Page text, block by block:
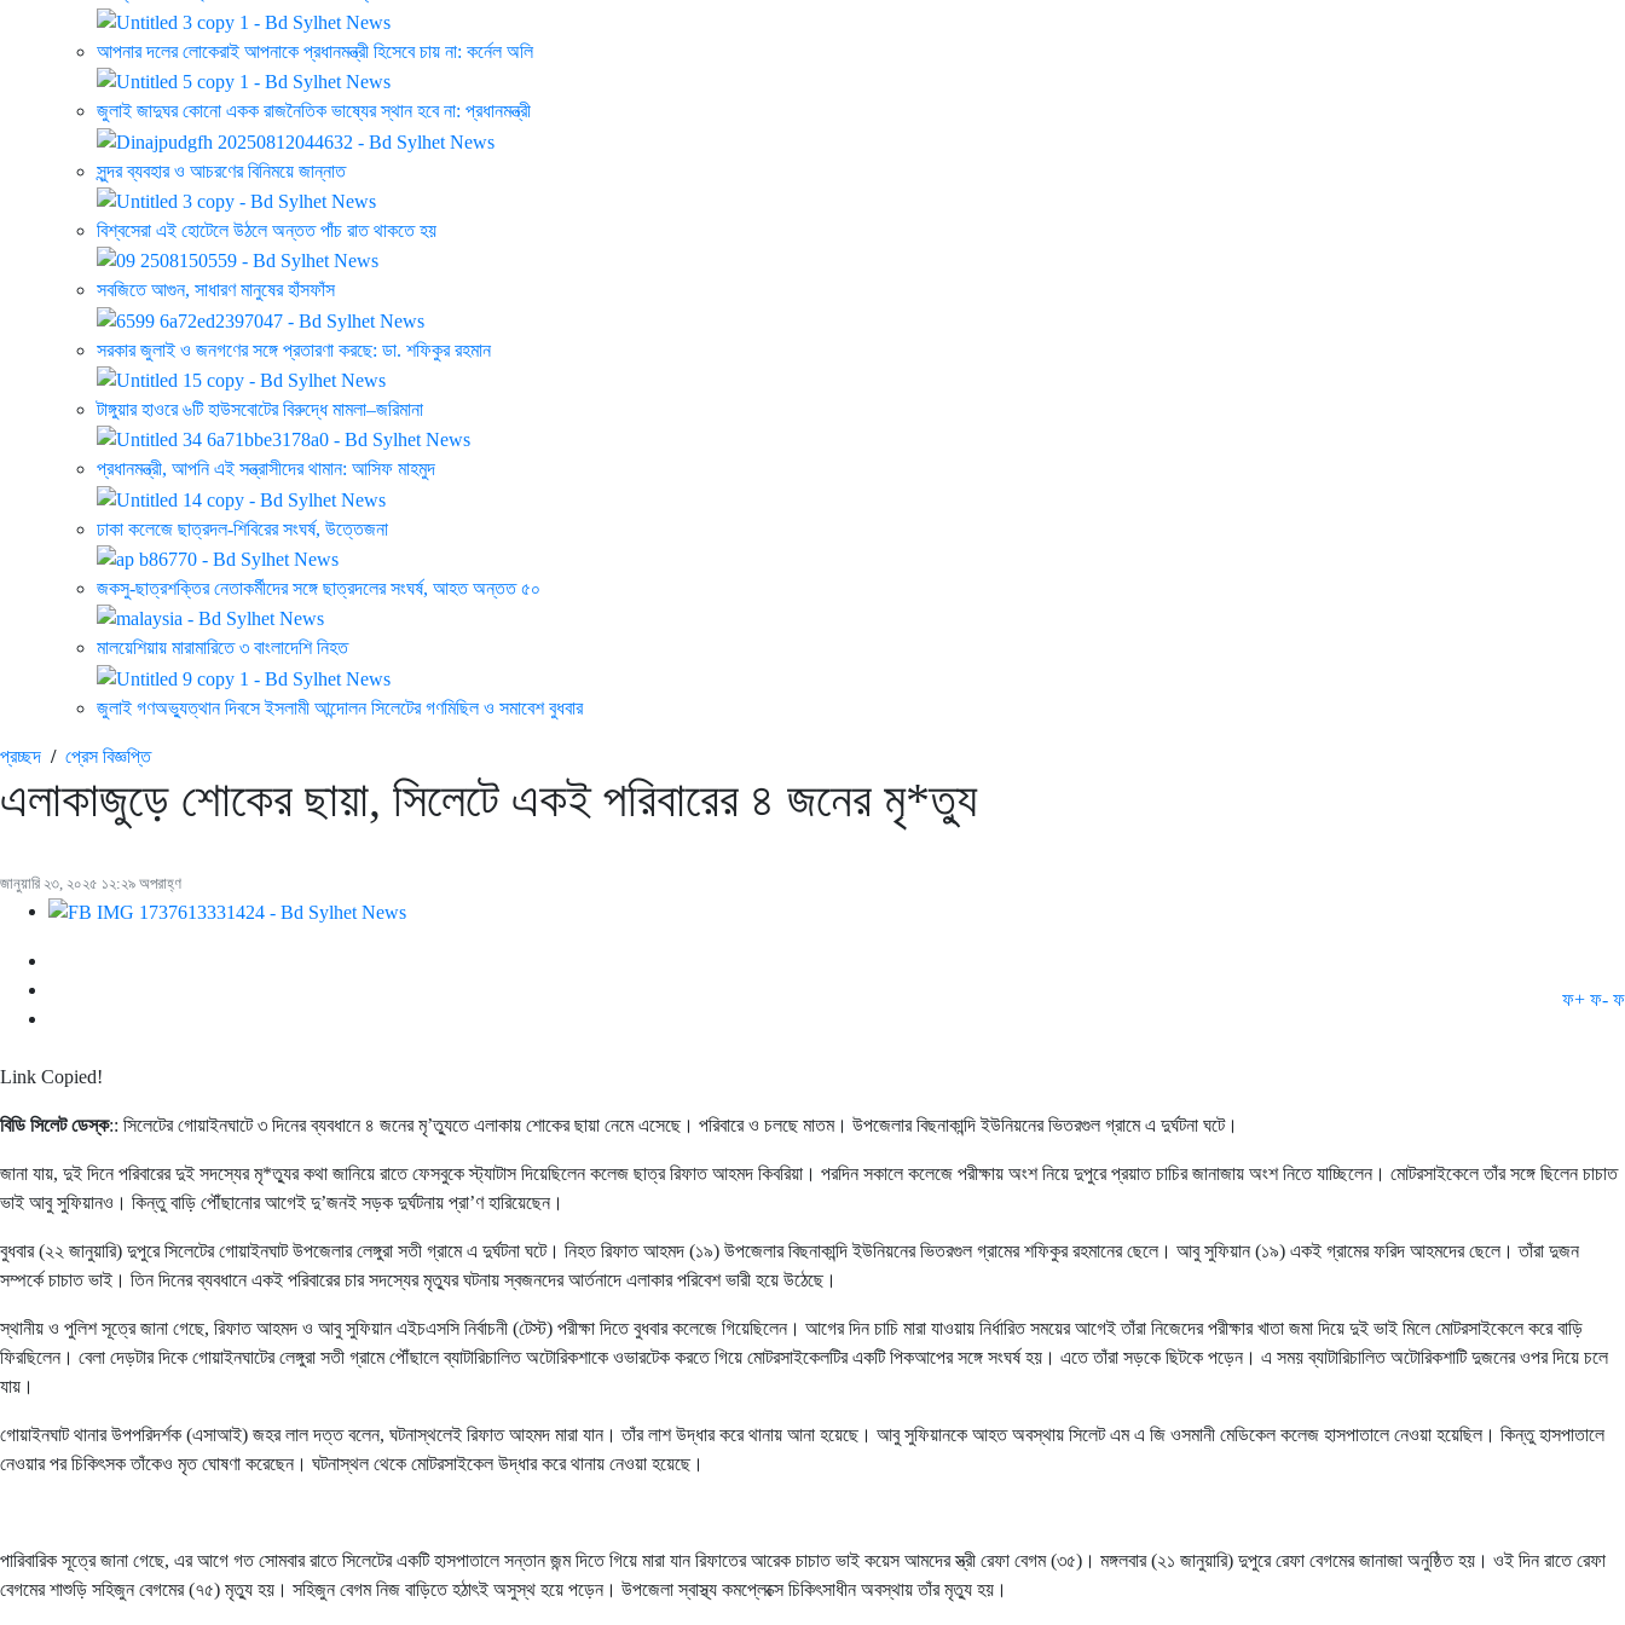
আপনার দলের লোকেরাই আপনাকে প্রধানমন্ত্রী হিসেবে চায় না: কর্নেল অলি
জুলাই জাদুঘর কোনো একক রাজনৈতিক ভাষ্যের স্থান হবে না: প্রধানমন্ত্রী
সুন্দর ব্যবহার ও আচরণের বিনিময়ে জান্নাত
বিশ্বসেরা এই হোটেলে উঠলে অন্তত পাঁচ রাত থাকতে হয়
সবজিতে আগুন, সাধারণ মানুষের হাঁসফাঁস
সরকার জুলাই ও জনগণের সঙ্গে প্রতারণা করছে: ডা. শফিকুর রহমান
টাঙ্গুয়ার হাওরে ৬টি হাউসবোটের বিরুদ্ধে মামলা–জরিমানা
প্রধানমন্ত্রী, আপনি এই সন্ত্রাসীদের থামান: আসিফ মাহমুদ
ঢাকা কলেজে ছাত্রদল-শিবিরের সংঘর্ষ, উত্তেজনা
জকসু-ছাত্রশক্তির নেতাকর্মীদের সঙ্গে ছাত্রদলের সংঘর্ষ, আহত অন্তত ৫০
মালয়েশিয়ায় মারামারিতে ৩ বাংলাদেশি নিহত
জুলাই গণঅভ্যুত্থান দিবসে ইসলামী আন্দোলন সিলেটের গণমিছিল ও সমাবেশ বুধবার
প্রচ্ছদ / প্রেস বিজ্ঞপ্তি
এলাকাজুড়ে শোকের ছায়া, সিলেটে একই পরিবারের ৪ জনের মৃ*ত্যু
জানুয়ারি ২৩, ২০২৫ ১২:২৯ অপরাহ্ণ
ফ+ ফ- ফ
Link Copied!
বিডি সিলেট ডেস্ক:: সিলেটের গোয়াইনঘাটে ৩ দিনের ব্যবধানে ৪ জনের মৃ’ত্যুতে এলাকায় শোকের ছায়া নেমে এসেছে। পরিবারে ও চলছে মাতম। উপজেলার বিছনাকান্দি ইউনিয়নের ভিতরগুল গ্রামে এ দুর্ঘটনা ঘটে।
জানা যায়, দুই দিনে পরিবারের দুই সদস্যের মৃ*ত্যুর কথা জানিয়ে রাতে ফেসবুকে স্ট্যাটাস দিয়েছিলেন কলেজ ছাত্র রিফাত আহমদ কিবরিয়া। পরদিন সকালে কলেজে পরীক্ষায় অংশ নিয়ে দুপুরে প্রয়াত চাচির জানাজায় অংশ নিতে যাচ্ছিলেন। মোটরসাইকেলে তাঁর সঙ্গে ছিলেন চাচাত
ভাই আবু সুফিয়ানও। কিন্তু বাড়ি পৌঁছানোর আগেই দু’জনই সড়ক দুর্ঘটনায় প্রা’ণ হারিয়েছেন।
বুধবার (২২ জানুয়ারি) দুপুরে সিলেটের গোয়াইনঘাট উপজেলার লেঙ্গুরা সতী গ্রামে এ দুর্ঘটনা ঘটে। নিহত রিফাত আহমদ (১৯) উপজেলার বিছনাকান্দি ইউনিয়নের ভিতরগুল গ্রামের শফিকুর রহমানের ছেলে। আবু সুফিয়ান (১৯) একই গ্রামের ফরিদ আহমদের ছেলে। তাঁরা দুজন
সম্পর্কে চাচাত ভাই। তিন দিনের ব্যবধানে একই পরিবারের চার সদস্যের মৃত্যুর ঘটনায় স্বজনদের আর্তনাদে এলাকার পরিবেশ ভারী হয়ে উঠেছে।
স্থানীয় ও পুলিশ সূত্রে জানা গেছে, রিফাত আহমদ ও আবু সুফিয়ান এইচএসসি নির্বাচনী (টেস্ট) পরীক্ষা দিতে বুধবার কলেজে গিয়েছিলেন। আগের দিন চাচি মারা যাওয়ায় নির্ধারিত সময়ের আগেই তাঁরা নিজেদের পরীক্ষার খাতা জমা দিয়ে দুই ভাই মিলে মোটরসাইকেলে করে বাড়ি
ফিরছিলেন। বেলা দেড়টার দিকে গোয়াইনঘাটের লেঙ্গুরা সতী গ্রামে পৌঁছালে ব্যাটারিচালিত অটোরিকশাকে ওভারটেক করতে গিয়ে মোটরসাইকেলটির একটি পিকআপের সঙ্গে সংঘর্ষ হয়। এতে তাঁরা সড়কে ছিটকে পড়েন। এ সময় ব্যাটারিচালিত অটোরিকশাটি দুজনের ওপর দিয়ে চলে
যায়।
গোয়াইনঘাট থানার উপপরিদর্শক (এসাআই) জহর লাল দত্ত বলেন, ঘটনাস্থলেই রিফাত আহমদ মারা যান। তাঁর লাশ উদ্ধার করে থানায় আনা হয়েছে। আবু সুফিয়ানকে আহত অবস্থায় সিলেট এম এ জি ওসমানী মেডিকেল কলেজ হাসপাতালে নেওয়া হয়েছিল। কিন্তু হাসপাতালে
নেওয়ার পর চিকিৎসক তাঁকেও মৃত ঘোষণা করেছেন। ঘটনাস্থল থেকে মোটরসাইকেল উদ্ধার করে থানায় নেওয়া হয়েছে।
পারিবারিক সূত্রে জানা গেছে, এর আগে গত সোমবার রাতে সিলেটের একটি হাসপাতালে সন্তান জন্ম দিতে গিয়ে মারা যান রিফাতের আরেক চাচাত ভাই কয়েস আমদের স্ত্রী রেফা বেগম (৩৫)। মঙ্গলবার (২১ জানুয়ারি) দুপুরে রেফা বেগমের জানাজা অনুষ্ঠিত হয়। ওই দিন রাতে রেফা
বেগমের শাশুড়ি সহিজুন বেগমের (৭৫) মৃত্যু হয়। সহিজুন বেগম নিজ বাড়িতে হঠাৎই অসুস্থ হয়ে পড়েন। উপজেলা স্বাস্থ্য কমপ্লেক্সে চিকিৎসাধীন অবস্থায় তাঁর মৃত্যু হয়।